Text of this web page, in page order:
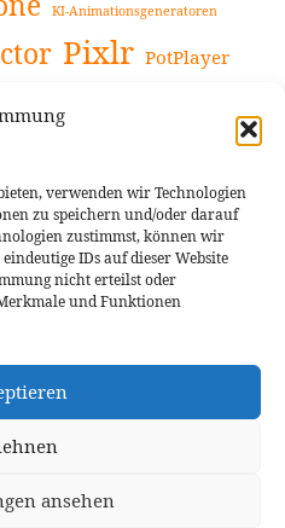
verwenden wir Technologien
zu speichern und/oder darauf
zustimmst, können wir
IDs auf dieser Website
nicht erteilst oder
und Funktionen
ansehen
KI-Animationsgeneratoren
Pixlr PotPlayer
Kanal YouTube-Videos
Richtlinie
Florian Brinkmann